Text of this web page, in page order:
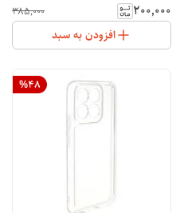
۲۰۰٬۰۰۰ ۳۸۵٬۰۰۰
افزودن به سبد
%48